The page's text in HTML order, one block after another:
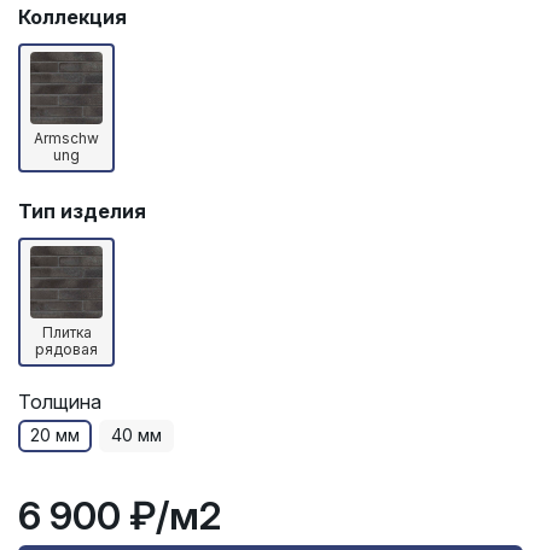
Коллекция
Armschw
ung
Тип изделия
Плитка
рядовая
Толщина
20 мм 40 мм
6 900 ₽/м2